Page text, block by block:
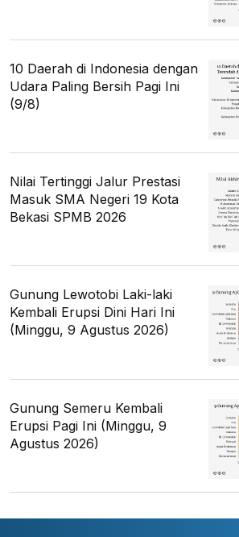
10 Daerah di Indonesia dengan
Udara Paling Bersih Pagi Ini
(9/8)
Nilai Tertinggi Jalur Prestasi
Masuk SMA Negeri 19 Kota
Bekasi SPMB 2026
Gunung Lewotobi Laki-laki
Kembali Erupsi Dini Hari Ini
(Minggu, 9 Agustus 2026)
Gunung Semeru Kembali
Erupsi Pagi Ini (Minggu, 9
Agustus 2026)